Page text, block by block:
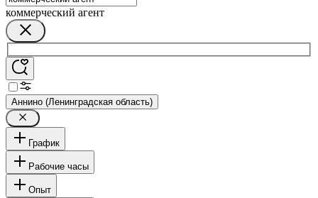
коммерческий агент
Аннино (Ленинградская область)
График
Рабочие часы
Опыт